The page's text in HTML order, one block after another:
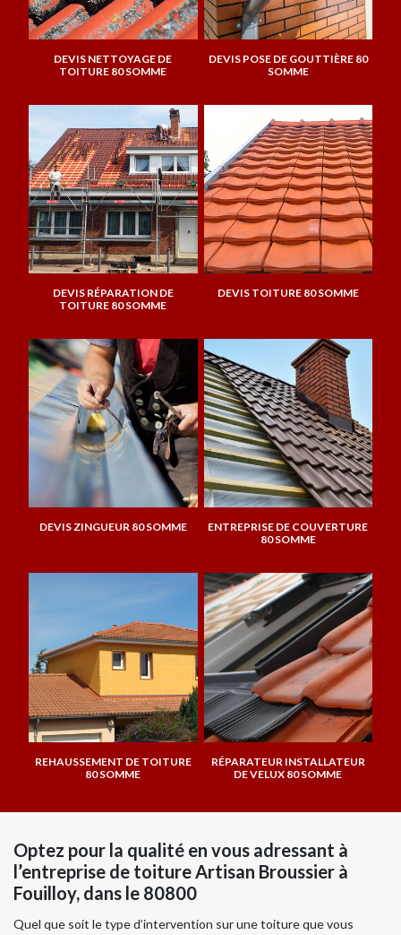
DEVIS NETTOYAGE DE
TOITURE 80 SOMME
DEVIS POSE DE GOUTTIÈRE 80
SOMME
DEVIS RÉPARATION DE
TOITURE 80 SOMME
DEVIS TOITURE 80 SOMME
DEVIS ZINGUEUR 80 SOMME
ENTREPRISE DE COUVERTURE
80 SOMME
REHAUSSEMENT DE TOITURE
80 SOMME
RÉPARATEUR INSTALLATEUR
DE VELUX 80 SOMME
Optez pour la qualité en vous adressant à
l’entreprise de toiture Artisan Broussier à
Fouilloy, dans le 80800
Quel que soit le type d’intervention sur une toiture que vous